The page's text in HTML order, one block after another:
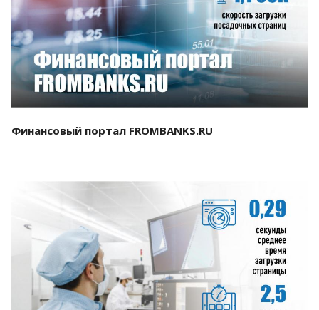
Смотреть проект
Финансовый портал FROMBANKS.RU
Смотреть проект